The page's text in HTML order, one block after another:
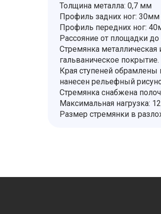
Толщина металла: 0,7 мм
Профиль задних ног:
Профиль передних ног:
Рассояние от площадки до
Стремянка
гальваническое покрытие.
Края ступеней обрамлены
нанесен рельефный
Стремянка снабжена
Максимальная нагрузка:
Размер стремянки в